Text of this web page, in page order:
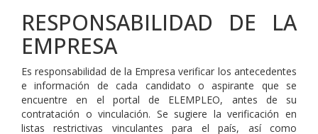
RESPONSABILIDAD DE LA
EMPRESA
Es responsabilidad de la Empresa verificar los antecedentes
e información de cada candidato o aspirante que se
encuentre en el portal de ELEMPLEO, antes de su
contratación o vinculación. Se sugiere la verificación en
listas restrictivas vinculantes para el país, así como